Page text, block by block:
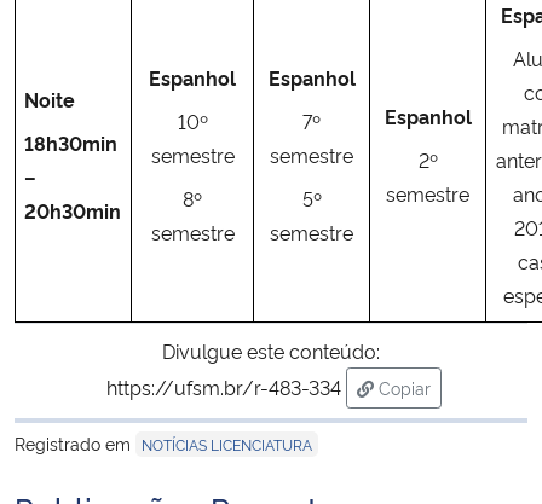
Noite
18h30min
–
20h30min
Espanhol
10º
semestre
8º
semestre
Espanhol
7º
semestre
5º
semestre
Espanhol
2º
semestre
Divulgue este conteúdo:
https://ufsm.br/r-483-334
Copiar
para área de
Registrado em
NOTÍCIAS LICENCIATURA